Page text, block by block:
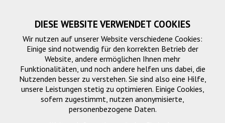
DIESE WEBSITE VERWENDET COOKIES
Wir nutzen auf unserer Website verschiedene Cookies:
Einige sind notwendig für den korrekten Betrieb der
Website, andere ermöglichen Ihnen mehr
Funktionalitäten, und noch andere helfen uns dabei, die
Nutzenden besser zu verstehen. Sie sind also eine Hilfe,
unsere Leistungen stetig zu optimieren. Einige Cookies,
sofern zugestimmt, nutzen anonymisierte,
personenbezogene Daten.